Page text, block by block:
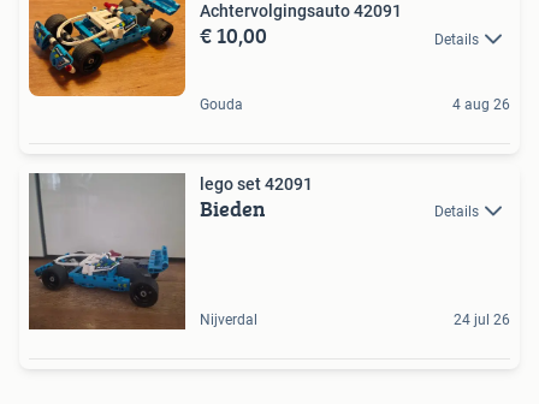
Achtervolgingsauto 42091
€ 10,00 Details
Gouda 4 aug 26
lego set 42091
Bieden Details
Nijverdal 24 jul 26